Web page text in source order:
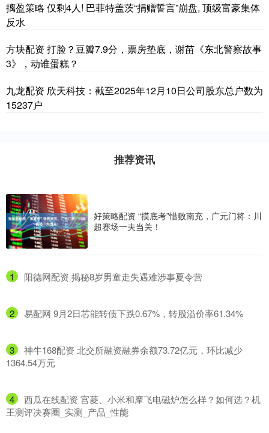
摛盈策略 仅剩4人! 巴菲特盖茨“捐赠誓言”崩盘, 顶级富豪集体
反水
方块配资 打脸？豆瓣7.9分，票房垫底，谢苗《东北警察故事
3》，动谁蛋糕？
九龙配资 欣天科技：截至2025年12月10日公司股东总户数为
15237户
推荐资讯
好策略配资 “摸底考”惜败南充，广元门将：川
超赛场一夫当关！
1 ​阳德网配资 揭秘8岁男童走失遇难涉事夏令营
2 ​易配网 9月2日芯能转债下跌0.67%，转股溢价率61.34%
3
​神牛168配资 北交所融资融券余额73.72亿元，环比减少
1364.54万元
4
​西瓜在线配资 宫菱、小米和摩飞电磁炉怎么样？如何选？机
王测评决赛圈_实测_产品_性能